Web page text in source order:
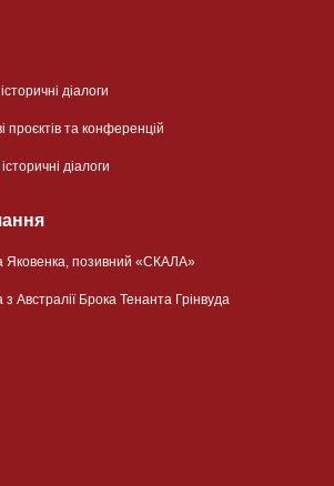
діалоги
проєктів та конференцій
діалоги
Яковенка, позивний «СКАЛА»
Австралії Брока Тенанта Грінвуда